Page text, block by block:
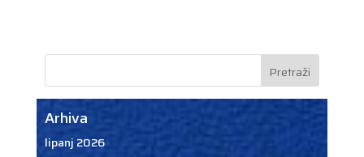
Arhiva
lipanj 2026